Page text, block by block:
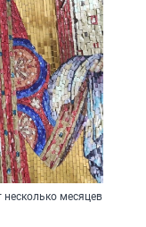
несколько месяцев